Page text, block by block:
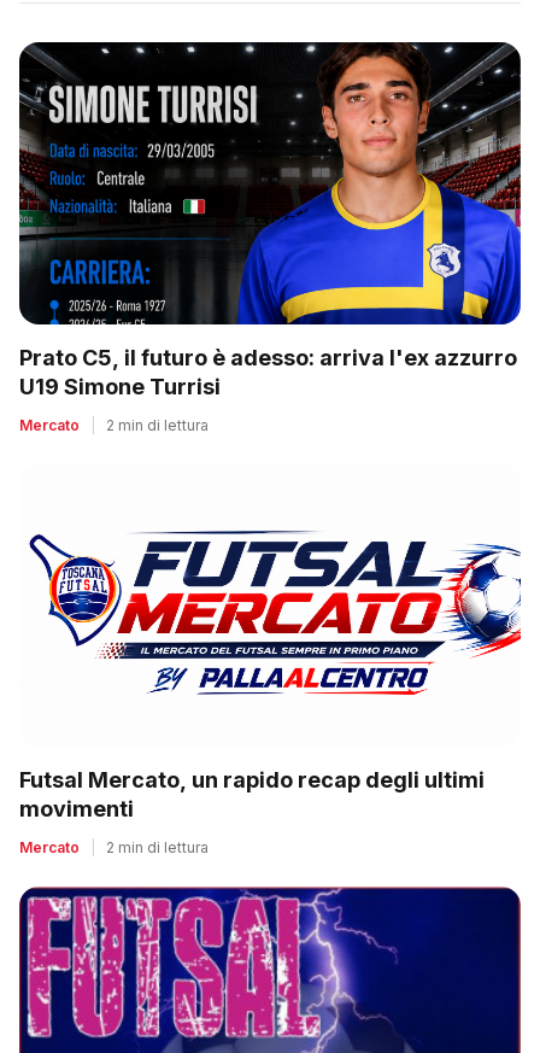
Prato C5, il futuro è adesso: arriva l'ex azzurro
U19 Simone Turrisi
Mercato 2 min di lettura
Futsal Mercato, un rapido recap degli ultimi
movimenti
Mercato 2 min di lettura